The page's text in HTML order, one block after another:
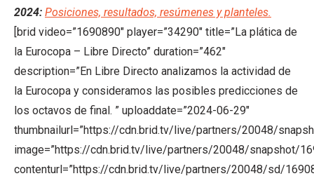
2024: Posiciones, resultados, resúmenes y planteles.
[brid video=”1690890″ player=”34290″ title=”La plática de
la Eurocopa – Libre Directo” duration=”462″
description=”En Libre Directo analizamos la actividad de
la Eurocopa y consideramos las posibles predicciones de
los octavos de final. ” uploaddate=”2024-06-29″
thumbnailurl=”https://cdn.brid.tv/live/partners/20048/
image=”https://cdn.brid.tv/live/partners/20048/snapshot/
contenturl=”https://cdn.brid.tv/live/partners/20048/sd/